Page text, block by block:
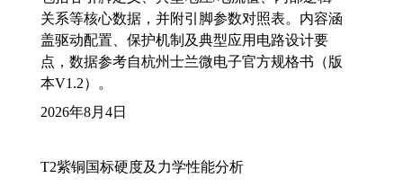
关系等核心数据，并附引脚参数对照表。内容涵
盖驱动配置、保护机制及典型应用电路设计要
点，数据参考自杭州士兰微电子官方规格书（版
本V1.2）。
2026年8月4日
T2紫铜国标硬度及力学性能分析